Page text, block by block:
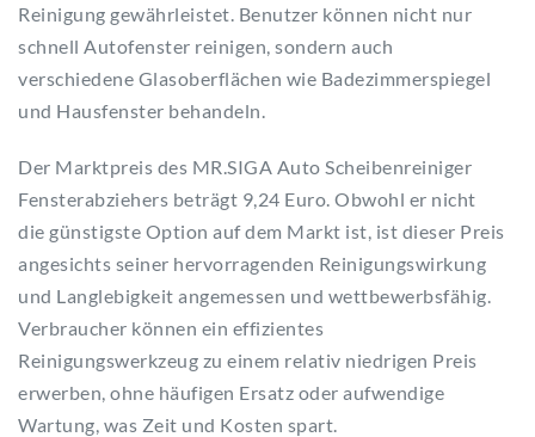
Reinigung gewährleistet. Benutzer können nicht nur
schnell Autofenster reinigen, sondern auch
verschiedene Glasoberflächen wie Badezimmerspiegel
und Hausfenster behandeln.
Der Marktpreis des MR.SIGA Auto Scheibenreiniger
Fensterabziehers beträgt 9,24 Euro. Obwohl er nicht
die günstigste Option auf dem Markt ist, ist dieser Preis
angesichts seiner hervorragenden Reinigungswirkung
und Langlebigkeit angemessen und wettbewerbsfähig.
Verbraucher können ein effizientes
Reinigungswerkzeug zu einem relativ niedrigen Preis
erwerben, ohne häufigen Ersatz oder aufwendige
Wartung, was Zeit und Kosten spart.